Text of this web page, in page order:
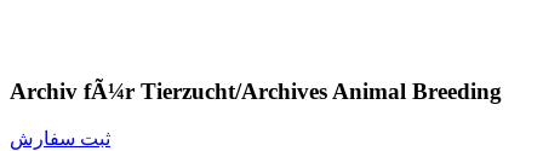
Archiv fÃ¼r Tierzucht/Archives Animal Breeding
ثبت سفارش